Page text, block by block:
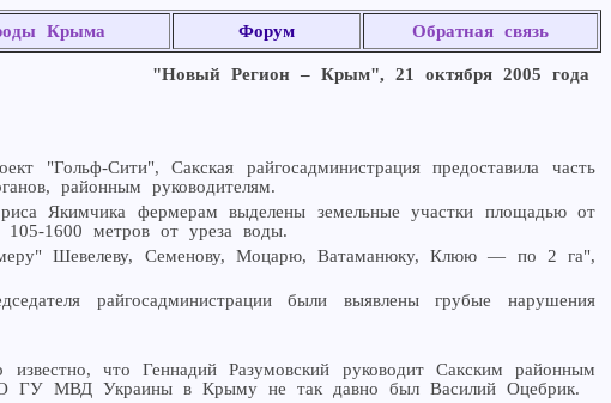
Крыма Форум Обратная связь
"Новый Регион – Крым", 21 октября 2005 года
Сити", Сакская райгосадминистрация предоставила часть
районным руководителям.
Якимчика фермерам выделены земельные участки площадью от
1600 метров от уреза воды.
Шевелеву, Семенову, Моцарю, Ватаманюку, Клюю — по 2 га",
райгосадминистрации были выявлены грубые нарушения
что Геннадий Разумовский руководит Сакским районным
ГУ МВД Украины в Крыму не так давно был Василий Оцебрик.